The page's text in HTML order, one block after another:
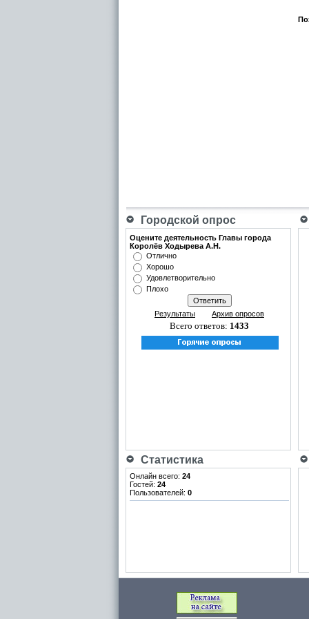
Городской опрос
Оцените деятельность Главы города
Королёв Ходырева А.Н.
Отлично
Хорошо
Удовлетворительно
Плохо
Результаты Архив опросов
Всего ответов: 1433
Статистика
Онлайн всего: 24
Гостей: 24
Пользователей: 0